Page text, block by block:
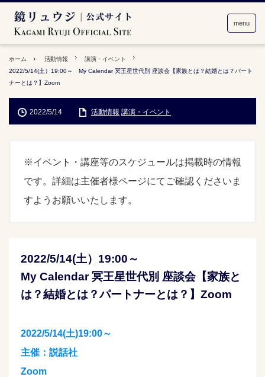
menu
ホーム 活動情報
講演・イベント
2022/5/14(土）19:00～ My Calendar 冥王星世代別 座談会【家族とは？結婚とは？パート
ナーとは？】Zoom
2022/5/14 活動情報 講演・イベント
※イベント・講座等のスケジュールは掲載時の情報
です。詳細は主催者様ページにてご確認くださいま
すようお願いいたします。
2022/5/14(土）19:00～
My Calendar 冥王星世代別 座談会【家族と
は？結婚とは？パートナーとは？】Zoom
2022/5/14(土)19:00～
主催：説話社
Zoom